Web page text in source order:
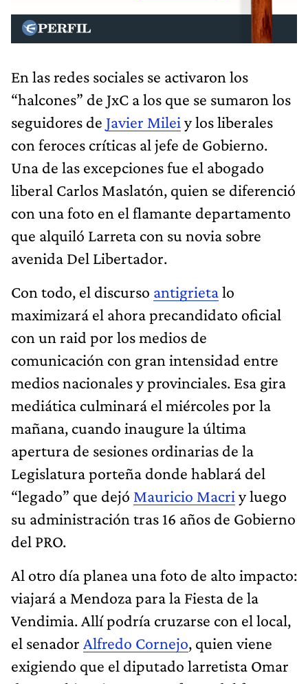
En las redes sociales se activaron los
“halcones” de JxC a los que se sumaron los
seguidores de Javier Milei y los liberales
con feroces críticas al jefe de Gobierno.
Una de las excepciones fue el abogado
liberal Carlos Maslatón, quien se diferenció
con una foto en el flamante departamento
que alquiló Larreta con su novia sobre
avenida Del Libertador.
Con todo, el discurso antigrietalo
maximizará el ahora precandidato oficial
con un raid por los medios de
comunicación con gran intensidad entre
medios nacionales y provinciales. Esa gira
mediática culminará el miércoles por la
mañana, cuando inaugure la última
apertura de sesiones ordinarias de la
Legislatura porteña donde hablará del
“legado” que dejó Mauricio Macri y luego
su administración tras 16 años de Gobierno
del PRO.
Al otro día planea una foto de alto impacto:
viajará a Mendoza para la Fiesta de la
Vendimia. Allí podría cruzarse con el local,
el senador Alfredo Cornejo, quien viene
exigiendo que el diputado larretista Omar